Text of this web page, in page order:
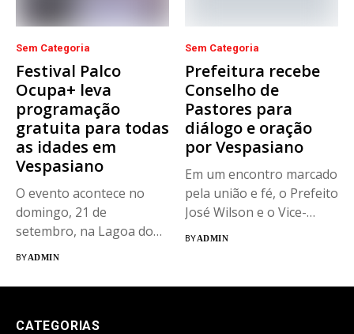
Sem Categoria
Festival Palco
Ocupa+ leva
programação
gratuita para todas
as idades em
Vespasiano
O evento acontece no
domingo, 21 de
setembro, na Lagoa do
Morro...
BYADMIN
Sem Categoria
Prefeitura recebe
Conselho de
Pastores para
diálogo e oração
por Vespasiano
Em um encontro marcado
pela união e fé, o Prefeito
José Wilson e o Vice-
Prefeito Filipe...
BYADMIN
CATEGORIAS